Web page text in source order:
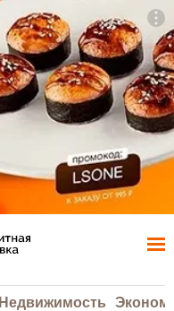
Недвижимость